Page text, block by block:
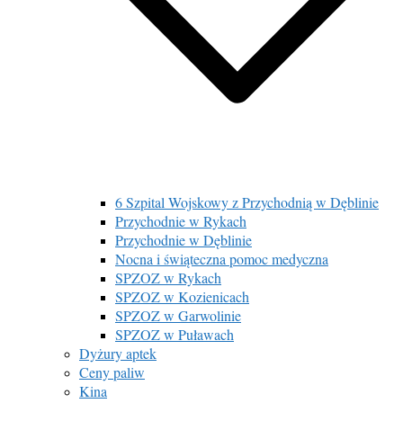
6 Szpital Wojskowy z Przychodnią w Dęblinie
Przychodnie w Rykach
Przychodnie w Dęblinie
Nocna i świąteczna pomoc medyczna
SPZOZ w Rykach
SPZOZ w Kozienicach
SPZOZ w Garwolinie
SPZOZ w Puławach
Dyżury aptek
Ceny paliw
Kina